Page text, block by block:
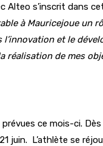
s’inscrit dans
à Mauricejoue un
et le
réalisation de mes
ce mois-ci. Dès
juin. L’athlète se